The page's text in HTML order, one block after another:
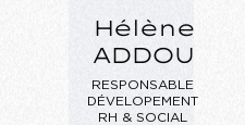
Hélène
ADDOU
RESPONSABLE
DÉVELOPEMENT
RH & SOCIAL